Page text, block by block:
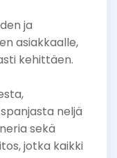
ja
asiakkaalle,
kehittäen.
neljä
sekä
jotka kaikki